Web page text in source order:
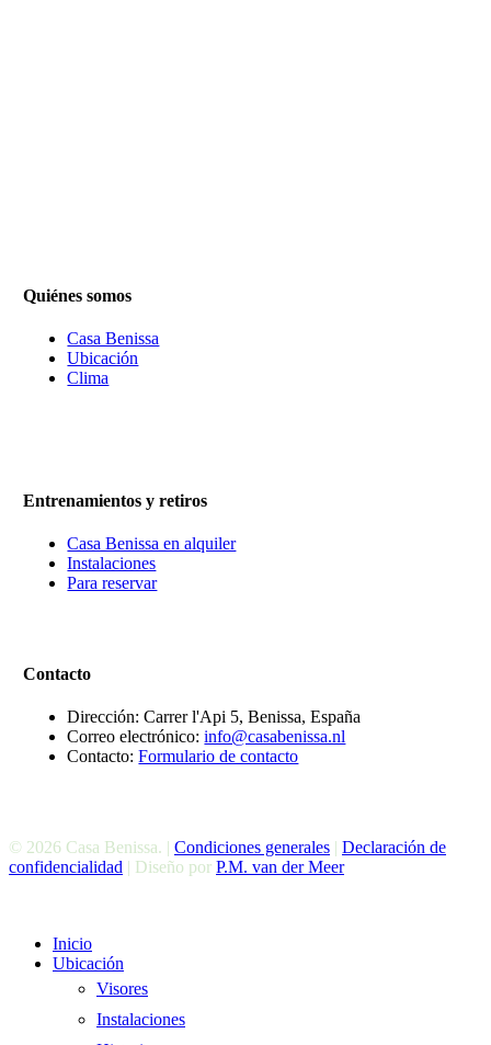
Quiénes somos
Casa Benissa
Ubicación
Clima
Entrenamientos y retiros
Casa Benissa en alquiler
Instalaciones
Para reservar
Contacto
Dirección: Carrer l'Api 5, Benissa, España
Correo electrónico:info@casabenissa.nl
Contacto:Formulario de contacto
© 2026 Casa Benissa. | Condiciones generales | Declaración de
confidencialidad | Diseño por P.M. van der Meer
Cerrar Inicio
Ubicación
Visores
Instalaciones